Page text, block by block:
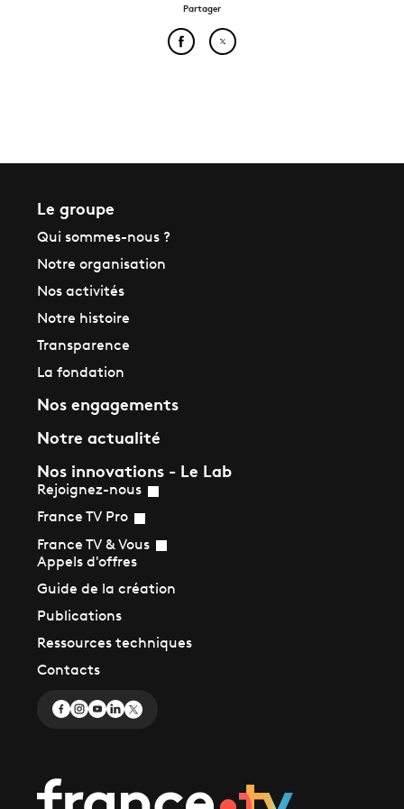
Partager
Partager cet article sur
Partager cet article sur
Le groupe
Qui sommes-nous ?
Notre organisation
Nos activités
Notre histoire
Transparence
La fondation
Nos engagements
Notre actualité
Nos innovations - Le Lab
Rejoignez-nous
France TV Pro
France TV & Vous
Appels d'offres
Guide de la création
Publications
Ressources techniques
Contacts